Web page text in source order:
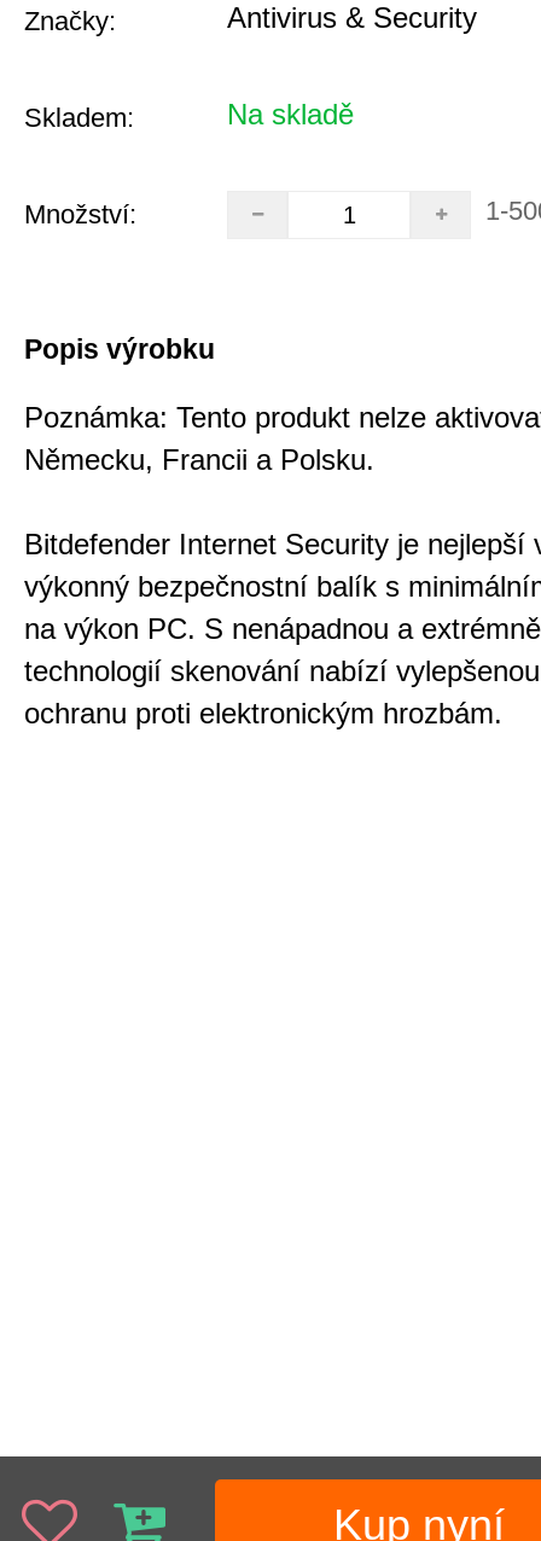
Značky: Antivirus & Security
Skladem: Na skladě
Množství: 1-
Popis výrobku
Poznámka: Tento produkt nelze
Německu, Francii a Polsku.
Bitdefender Internet Security je nejlepší
výkonný bezpečnostní balík s
na výkon PC. S nenápadnou a
technologií skenování nabízí
ochranu proti elektronickým hrozbám.
Kup nyní